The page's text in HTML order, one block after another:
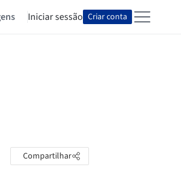
Iniciar sessão Criar conta
Compartilhar